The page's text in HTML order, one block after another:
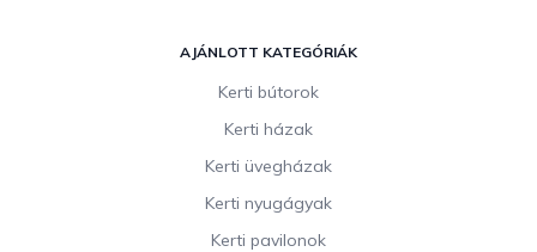
AJÁNLOTT KATEGÓRIÁK
Kerti bútorok
Kerti házak
Kerti üvegházak
Kerti nyugágyak
Kerti pavilonok